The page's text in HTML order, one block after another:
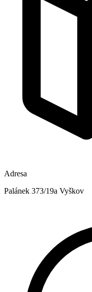
Adresa
Palánek 373/19a Vyškov